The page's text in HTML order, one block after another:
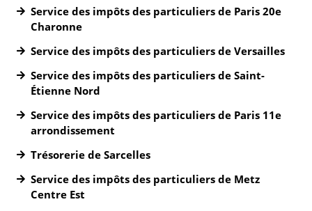
Service des impôts des particuliers de Paris 20e
Charonne
Service des impôts des particuliers de Versailles
Service des impôts des particuliers de Saint-
Étienne Nord
Service des impôts des particuliers de Paris 11e
arrondissement
Trésorerie de Sarcelles
Service des impôts des particuliers de Metz
Centre Est